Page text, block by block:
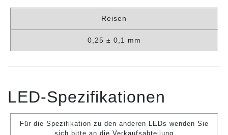
Reisen
0,25 ± 0,1 mm
LED-Spezifikationen
Für die Spezifikation zu den anderen LEDs wenden Sie
sich bitte an die Verkaufsabteilung